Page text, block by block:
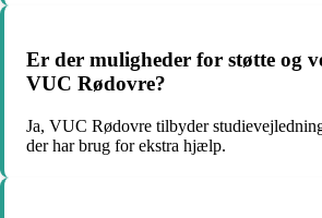
Er der muligheder for støtte og
VUC Rødovre?
Ja, VUC Rødovre tilbyder
der har brug for ekstra hjælp.